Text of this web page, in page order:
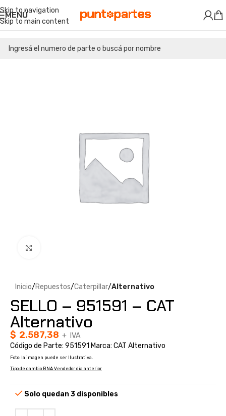
Skip to navigation
Skip to main content
MENÚ
Inicio Repuestos Caterpillar Alternativo
SELLO – 951591 – CAT
Alternativo
$ 2.587,38 + IVA
Código de Parte: 951591 Marca: CAT Alternativo
Foto: la imagen puede ser Ilustrativa.
Tipo de cambio BNA Vendedor dia anterior
Solo quedan 3 disponibles